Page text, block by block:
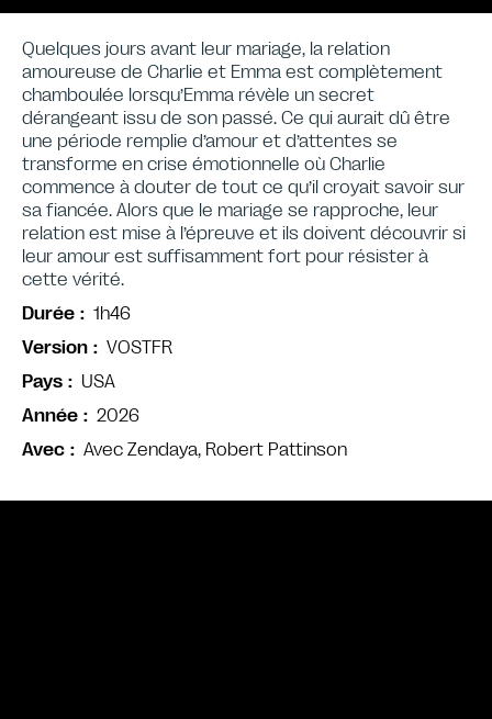
Avec Avec Zendaya, Robert Pattinson
Quelques jours avant leur mariage, la relation
amoureuse de Charlie et Emma est complètement
chamboulée lorsqu’Emma révèle un secret
dérangeant issu de son passé. Ce qui aurait dû être
une période remplie d’amour et d’attentes se
transforme en crise émotionnelle où Charlie
commence à douter de tout ce qu’il croyait savoir sur
sa fiancée. Alors que le mariage se rapproche, leur
relation est mise à l’épreuve et ils doivent découvrir si
leur amour est suffisamment fort pour résister à
cette vérité.
Durée
1h46
Version
VOSTFR
Pays
USA
Année
2026